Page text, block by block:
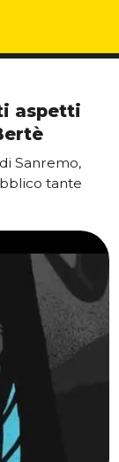
aspetti
Sanremo,
tante